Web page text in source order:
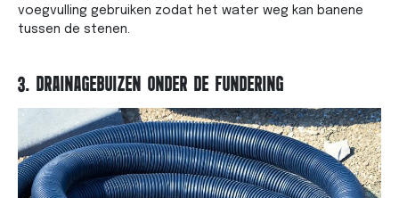
voegvulling gebruiken zodat het water weg kan banene
tussen de stenen.
3. DRAINAGEBUIZEN ONDER DE FUNDERING